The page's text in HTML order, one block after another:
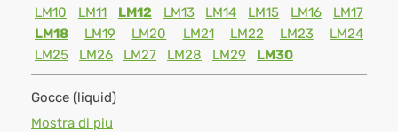
LM10
LM11 LM12 LM13 LM14 LM15 LM16
LM17
LM18
LM19 LM20 LM21 LM22 LM23
LM24
LM25
LM26 LM27 LM28 LM29 LM30
Gocce (liquid)
Mostra di piu